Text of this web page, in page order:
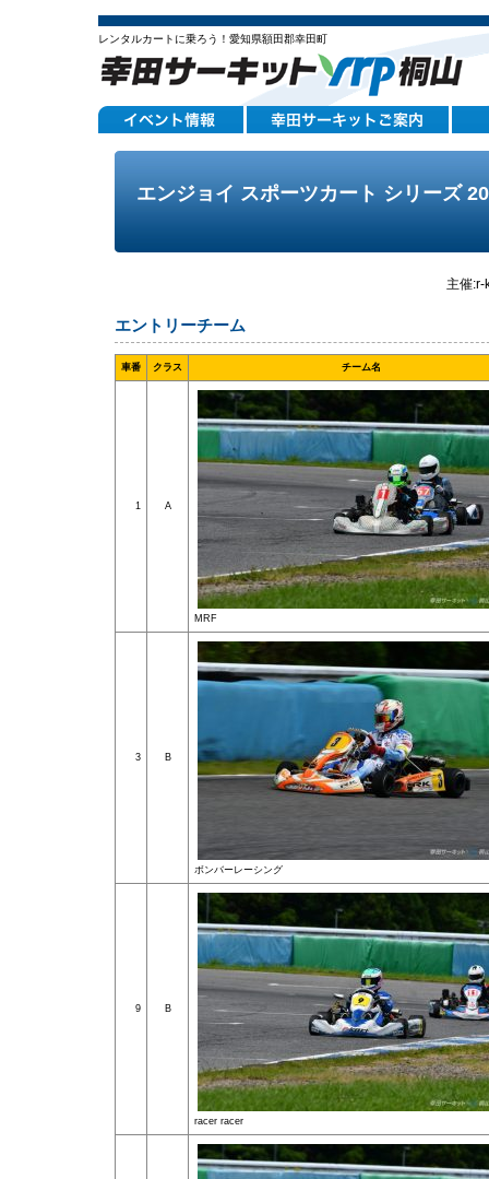
レンタルカートに乗ろう！愛知県額田郡幸田町
エンジョイ スポーツカート シリーズ
主催
エントリーチーム
車番 クラス チーム名
1 A
MRF
3 B
ボンバーレーシング
9 B
racer racer